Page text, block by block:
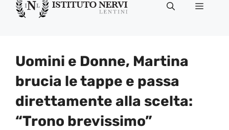
contenuto
Menu
Uomini e Donne, Martina
brucia le tappe e passa
direttamente alla scelta:
“Trono brevissimo”